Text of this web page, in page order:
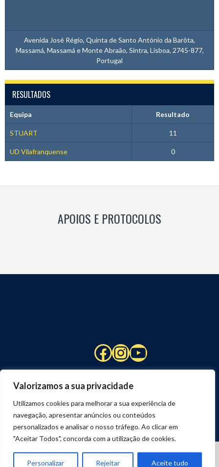
Valorizamos a sua privacidade
Utilizamos cookies para melhorar a sua experiência de
navegação, apresentar anúncios ou conteúdos
personalizados e analisar o nosso tráfego. Ao clicar em
"Aceitar Todos", concorda com a utilização de cookies.
Personalizar Rejeitar Aceite tudo
Avenida José Régio, Quinta de Santo António da Barôta,
Massamá, Massamá e Monte Abraão, Sintra, Lisboa, 2745-877,
Portugal
RESULTADOS
Equipa Resultado
STUART 11
UD Vilafranquense 0
APOIOS E PROTOCOLOS
Facebook
Instagram
YouTube
DESENVOLVIDO POR
JOSEXAVIER.COM